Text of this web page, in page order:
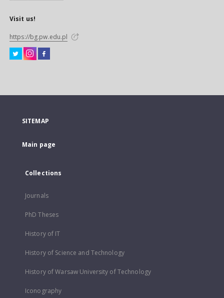
Visit us!
https://bg.pw.edu.pl
SITEMAP
Main page
Collections
Journals
PhD Theses
History of IT
History of Science and Technology
History of Warsaw University of Technology
Iconography